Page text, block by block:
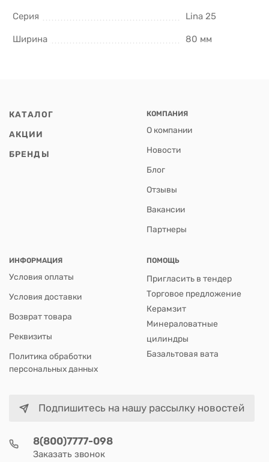
Серия Lina 25
Ширина 80 мм
КАТАЛОГ
АКЦИИ
БРЕНДЫ
КОМПАНИЯ
О компании
Новости
Блог
Отзывы
Вакансии
Партнеры
ИНФОРМАЦИЯ
Условия оплаты
Условия доставки
Возврат товара
Реквизиты
Политика обработки
персональных данных
ПОМОЩЬ
Пригласить в тендер
Торговое предложение
Керамзит
Минераловатные
цилиндры
Базальтовая вата
Подпишитесь на нашу рассылку новостей
8(800)7777-098
Заказать звонок